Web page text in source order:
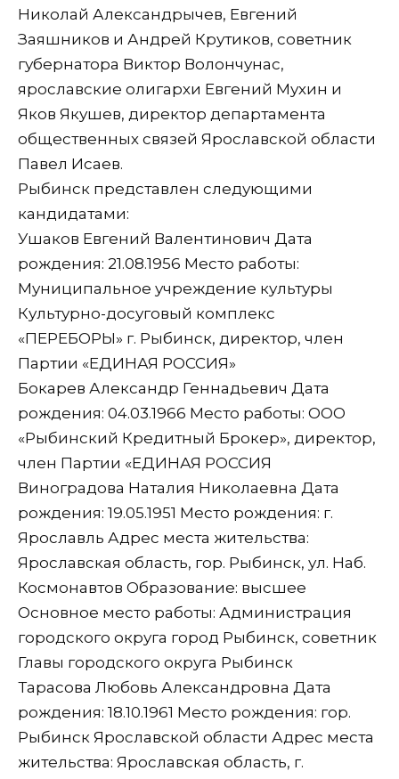
Николай Александрычев, Евгений
Заяшников и Андрей Крутиков, советник
губернатора Виктор Волончунас,
ярославские олигархи Евгений Мухин и
Яков Якушев, директор департамента
общественных связей Ярославской области
Павел Исаев.
Рыбинск представлен следующими
кандидатами:
Ушаков Евгений Валентинович Дата
рождения: 21.08.1956 Место работы:
Муниципальное учреждение культуры
Культурно-досуговый комплекс
«ПЕРЕБОРЫ» г. Рыбинск, директор, член
Партии «ЕДИНАЯ РОССИЯ»
Бокарев Александр Геннадьевич Дата
рождения: 04.03.1966 Место работы: ООО
«Рыбинский Кредитный Брокер», директор,
член Партии «ЕДИНАЯ РОССИЯ
Виноградова Наталия Николаевна Дата
рождения: 19.05.1951 Место рождения: г.
Ярославль Адрес места жительства:
Ярославская область, гор. Рыбинск, ул. Наб.
Космонавтов Образование: высшее
Основное место работы: Администрация
городского округа город Рыбинск, советник
Главы городского округа Рыбинск
Тарасова Любовь Александровна Дата
рождения: 18.10.1961 Место рождения: гор.
Рыбинск Ярославской области Адрес места
жительства: Ярославская область, г.